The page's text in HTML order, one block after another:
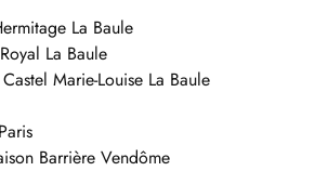
La Baule
La Baule
Marie-Louise La Baule
Barrière Vendôme